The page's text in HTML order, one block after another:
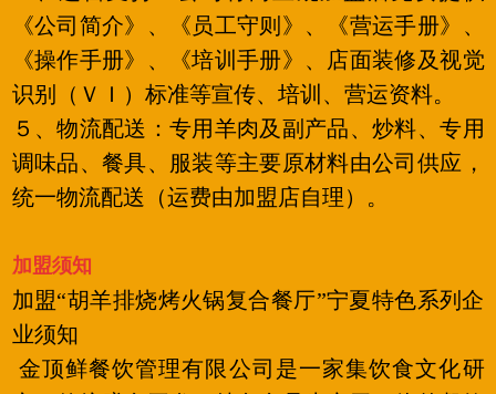
《公司简介》、《员工守则》、《营运手册》、
《操作手册》、《培训手册》、店面装修及视觉
识别（ＶＩ）标准等宣传、培训、营运资料。
５、物流配送：专用羊肉及副产品、炒料、专用
调味品、餐具、服装等主要原材料由公司供应，
统一物流配送（运费由加盟店自理）。
加盟须知
加盟“胡羊排烧烤火锅复合餐厅”宁夏特色系列企
业须知
金顶鲜餐饮管理有限公司是一家集饮食文化研